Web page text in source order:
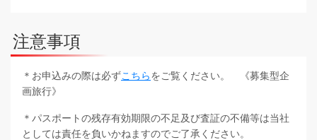
注意事項
＊お申込みの際は必ずこちらをご覧ください。 《募集型企
画旅行》
＊パスポートの残存有効期限の不足及び査証の不備等は当社
としては責任を負いかねますのでご了承ください。